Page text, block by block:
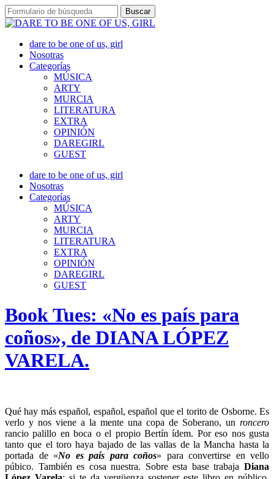
dare to be one of us, girl
Nosotras
Categorías
MÚSICA
ARTY
MURCIA
LITERATURA
EXTRA
OPINIÓN
DAREGIRL
GUEST
dare to be one of us, girl
Nosotras
Categorías
MÚSICA
ARTY
MURCIA
LITERATURA
EXTRA
OPINIÓN
DAREGIRL
GUEST
Book Tues: «No es país para
coños», de DIANA LÓPEZ
VARELA.
Qué hay más español, español, español que el torito de Osborne. Es
verlo y nos viene a la mente una copa de Soberano, un roncero
rancio palillo en boca o el propio Bertín ídem. Por eso nos gusta
tanto que el toro haya bajado de las vallas de la Mancha hasta la
portada de «No es país para coños» para convertirse en vello
púbico. También es cosa nuestra. Sobre esta base trabaja Diana